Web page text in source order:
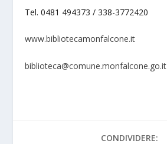
Tel. 0481 494373 / 338-3772420
www.bibliotecamonfalcone.it
biblioteca@comune.monfalcone.go.it
CONDIVIDERE: